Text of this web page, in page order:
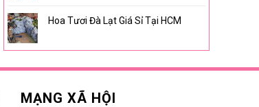
Hoa Tươi Đà Lạt Giá Sỉ Tại HCM
MẠNG XÃ HỘI